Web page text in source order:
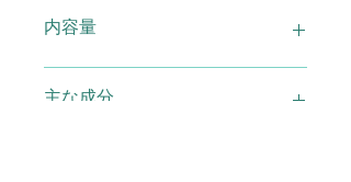
内容量
主な成分